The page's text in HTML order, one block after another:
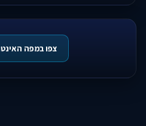
צפו במפה